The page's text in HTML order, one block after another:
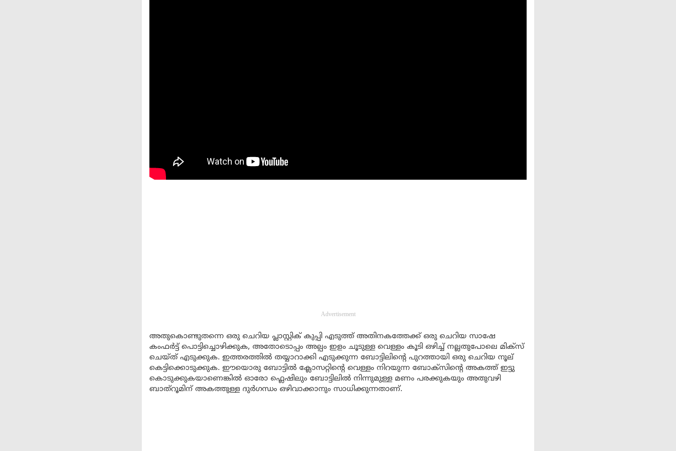
Advertisement
അതുകൊണ്ടുതന്നെ ഒരു ചെറിയ പ്ലാസ്റ്റിക് കുപ്പി എടുത്ത് അതിനകത്തേക്ക് ഒരു ചെറിയ സാഷേ
കംഫർട്ട് പൊട്ടിച്ചൊഴിക്കുക, അതോടൊപ്പം അല്പം ഇളം ചൂടുള്ള വെള്ളം കൂടി ഒഴിച്ച് നല്ലതുപോലെ മിക്സ്
ചെയ്ത് എടുക്കുക. ഇത്തരത്തിൽ തയ്യാറാക്കി എടുക്കുന്ന ബോട്ടിലിന്റെ പുറത്തായി ഒരു ചെറിയ നൂല്
കെട്ടിക്കൊടുക്കുക. ഈയൊരു ബോട്ടിൽ ക്ലോസറ്റിന്റെ വെള്ളം നിറയുന്ന ബോക്സിന്റെ അകത്ത് ഇട്ടു
കൊടുക്കുകയാണെങ്കിൽ ഓരോ ഫ്ലെഷിലും ബോട്ടിലിൽ നിന്നുമുള്ള മണം പരക്കുകയും അതുവഴി
ബാത്റൂമിന് അകത്തുള്ള ദുർഗന്ധം ഒഴിവാക്കാനും സാധിക്കുന്നതാണ്.